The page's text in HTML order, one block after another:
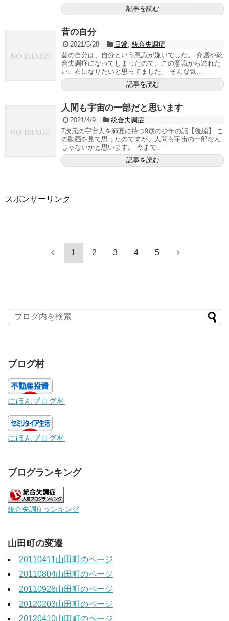
記事を読む
昔の自分
2021/5/28 日常 統合失調症
昔の自分は、自分という意識が嫌いでした。 介護や統
合失調症になってしまったので、この意識から逃れた
い、石になりたいと思ってました。 そんな気...
記事を読む
人間も宇宙の一部だと思います
2021/4/9
統合失調症
7次元の宇宙人を師匠に持つ9歳の少年の話【後編】 こ
の動画を見て思ったのですが、人間も宇宙の一部なん
じゃないかと思います。 今まで、...
記事を読む
スポンサーリンク
1 2 3 4 5
ブログ村
にほんブログ村
にほんブログ村
ブログランキング
統合失調症ランキング
山田町の変遷
20110411山田町のページ
20110804山田町のページ
20110928山田町のページ
20120203山田町のページ
20120410山田町のページ